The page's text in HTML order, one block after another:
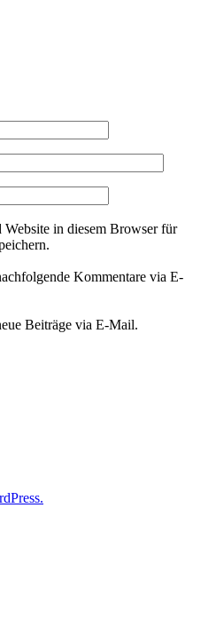
in diesem Browser für
Kommentare via E-
Beiträge via E-Mail.